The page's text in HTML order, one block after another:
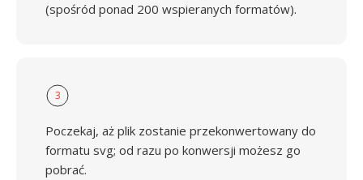
(spośród ponad 200 wspieranych formatów).
3
Poczekaj, aż plik zostanie przekonwertowany do
formatu svg; od razu po konwersji możesz go
pobrać.